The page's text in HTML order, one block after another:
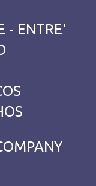
- ENTRE'